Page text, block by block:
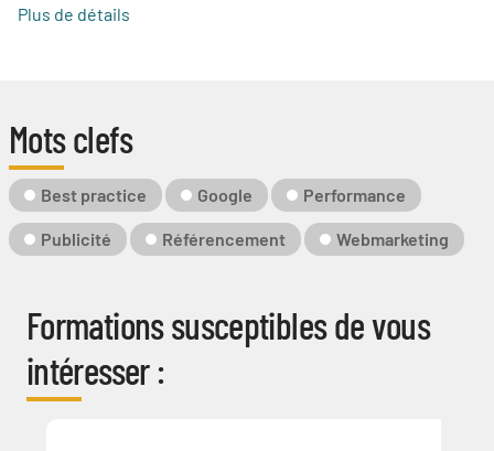
Plus de détails
Mots clefs
Mot-
Clé
Best practice Google Performance
Publicité Référencement Webmarketing
Formations susceptibles de vous
intéresser :